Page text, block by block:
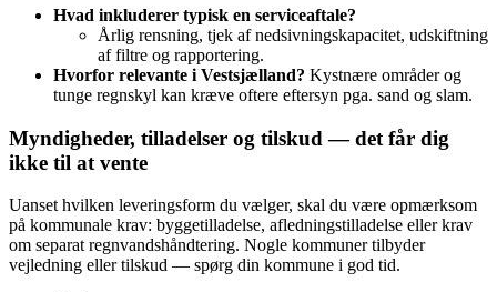
Hvad inkluderer typisk en serviceaftale?
Årlig rensning, tjek af nedsivningskapacitet, udskiftning
af filtre og rapportering.
Hvorfor relevante i Vestsjælland? Kystnære områder og
tunge regnskyl kan kræve oftere eftersyn pga. sand og slam.
Myndigheder, tilladelser og tilskud — det får dig
ikke til at vente
Uanset hvilken leveringsform du vælger, skal du være opmærksom
på kommunale krav: byggetilladelse, afledningstilladelse eller krav
om separat regnvandshåndtering. Nogle kommuner tilbyder
vejledning eller tilskud — spørg din kommune i god tid.